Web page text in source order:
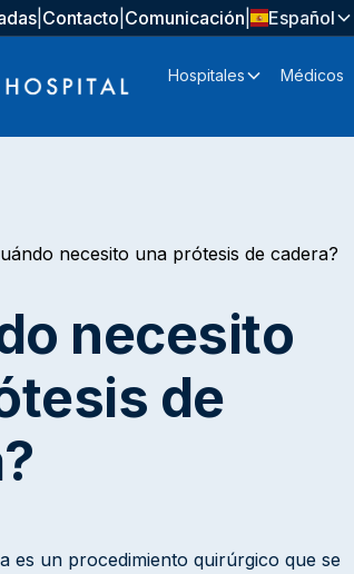
Contacto Comunicación | Español
Hospitales Médicos
necesito una prótesis de cadera?
necesito
de
es un procedimiento quirúrgico que se